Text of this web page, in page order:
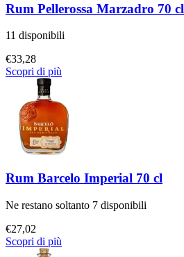
Rum Pellerossa Marzadro 70 cl
11 disponibili
€33,28
Scopri di più
Rum Barcelo Imperial 70 cl
Ne restano soltanto 7 disponibili
€27,02
Scopri di più